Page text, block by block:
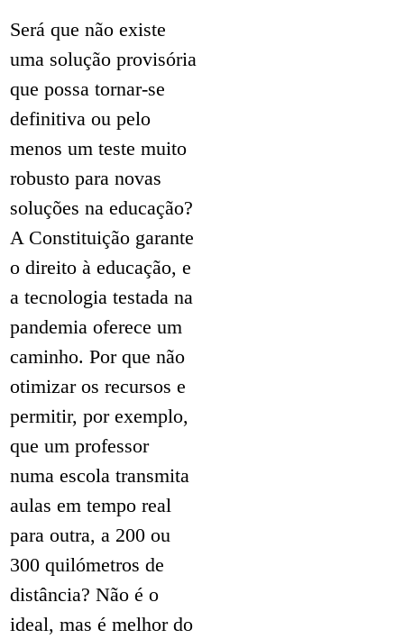
Será que não existe
uma solução provisória
que possa tornar-se
definitiva ou pelo
menos um teste muito
robusto para novas
soluções na educação?
A Constituição garante
o direito à educação, e
a tecnologia testada na
pandemia oferece um
caminho. Por que não
otimizar os recursos e
permitir, por exemplo,
que um professor
numa escola transmita
aulas em tempo real
para outra, a 200 ou
300 quilómetros de
distância? Não é o
ideal, mas é melhor do